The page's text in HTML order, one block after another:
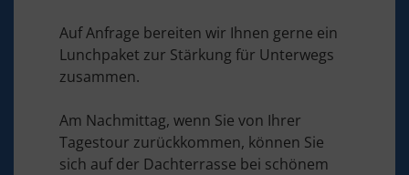
Auf Anfrage bereiten wir Ihnen gerne ein
Lunchpaket zur Stärkung für Unterwegs
zusammen.
Am Nachmittag, wenn Sie von Ihrer
Tagestour zurückkommen, können Sie
sich auf der Dachterrasse bei schönem